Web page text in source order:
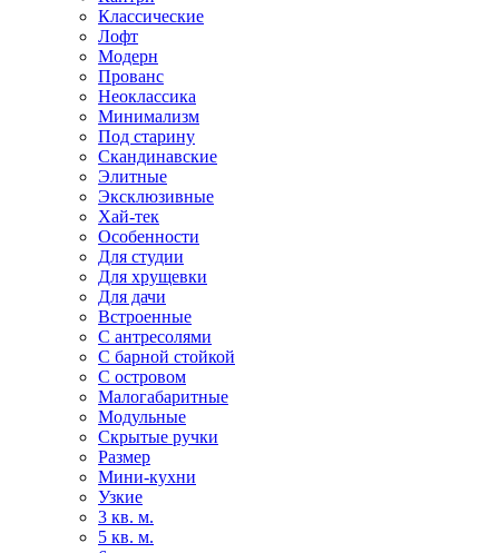
Классические
Лофт
Модерн
Прованс
Неоклассика
Минимализм
Под старину
Скандинавские
Элитные
Эксклюзивные
Хай-тек
Особенности
Для студии
Для хрущевки
Для дачи
Встроенные
С антресолями
С барной стойкой
С островом
Малогабаритные
Модульные
Скрытые ручки
Размер
Мини-кухни
Узкие
3 кв. м.
5 кв. м.